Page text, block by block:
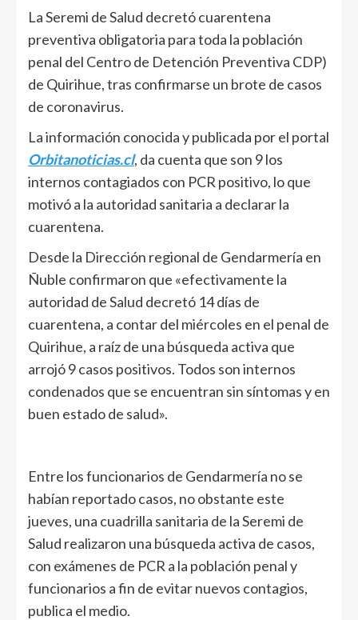
La Seremi de Salud decretó cuarentena
preventiva obligatoria para toda la población
penal del Centro de Detención Preventiva CDP)
de Quirihue, tras confirmarse un brote de casos
de coronavirus.
La información conocida y publicada por el portal
Orbitanoticias.cl, da cuenta que son 9 los
internos contagiados con PCR positivo, lo que
motivó a la autoridad sanitaria a declarar la
cuarentena.
Desde la Dirección regional de Gendarmería en
Ñuble confirmaron que «efectivamente la
autoridad de Salud decretó 14 días de
cuarentena, a contar del miércoles en el penal de
Quirihue, a raíz de una búsqueda activa que
arrojó 9 casos positivos. Todos son internos
condenados que se encuentran sin síntomas y en
buen estado de salud».
Entre los funcionarios de Gendarmería no se
habían reportado casos, no obstante este
jueves, una cuadrilla sanitaria de la Seremi de
Salud realizaron una búsqueda activa de casos,
con exámenes de PCR a la población penal y
funcionarios a fin de evitar nuevos contagios,
publica el medio.